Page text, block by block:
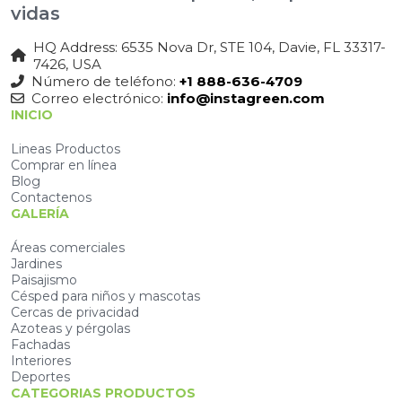
vidas
HQ Address: 6535 Nova Dr, STE 104, Davie, FL 33317-
7426, USA
Número de teléfono: +1 888-636-4709
Correo electrónico: info@instagreen.com
INICIO
Lineas Productos
Comprar en línea
Blog
Contactenos
GALERÍA
Áreas comerciales
Jardines
Paisajismo
Césped para niños y mascotas
Cercas de privacidad
Azoteas y pérgolas
Fachadas
Interiores
Deportes
CATEGORIAS PRODUCTOS